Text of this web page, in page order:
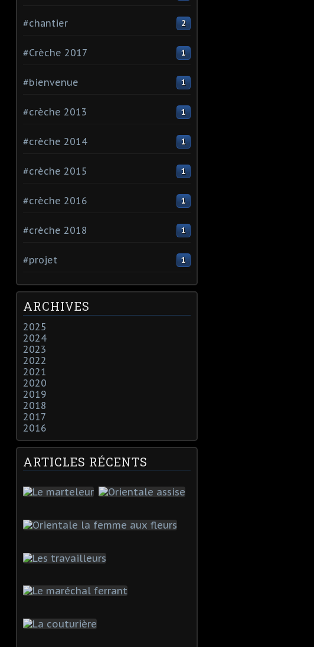
#chantier 2
#Crèche 2017 1
#bienvenue 1
#crèche 2013 1
#crèche 2014 1
#crèche 2015 1
#crèche 2016 1
#crèche 2018 1
#projet 1
ARCHIVES
2025
2024
2023
2022
2021
2020
2019
2018
2017
2016
ARTICLES RÉCENTS